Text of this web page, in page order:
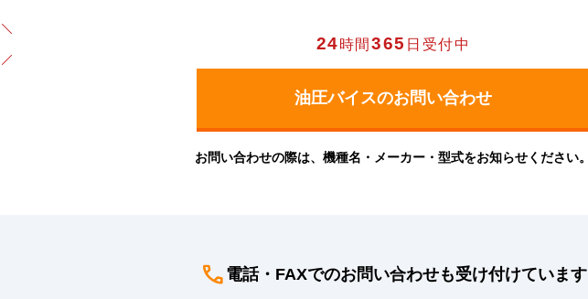
24時間365 日受付中
お問い合わせの際は、機種名・メーカー・型式をお知らせください。
電話・FAXでのお問い合わせも受け付けています